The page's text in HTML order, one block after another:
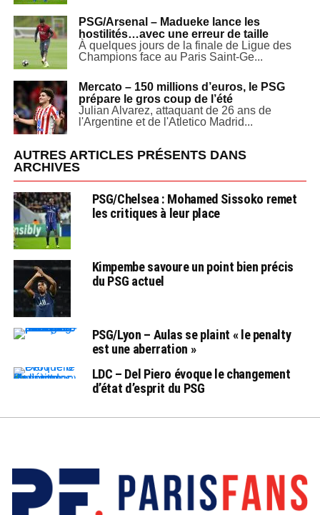
PSG/Arsenal – Madueke lance les
hostilités…avec une erreur de taille
À quelques jours de la finale de Ligue des
Champions face au Paris Saint-Ge...
Mercato – 150 millions d’euros, le PSG
prépare le gros coup de l’été
Julian Alvarez, attaquant de 26 ans de
l'Argentine et de l'Atletico Madrid...
AUTRES ARTICLES PRÉSENTS DANS
ARCHIVES
PSG/Chelsea : Mohamed Sissoko remet
les critiques à leur place
Kimpembe savoure un point bien précis
du PSG actuel
PSG/Lyon – Aulas se plaint « le penalty
est une aberration »
LDC – Del Piero évoque le changement
d’état d’esprit du PSG